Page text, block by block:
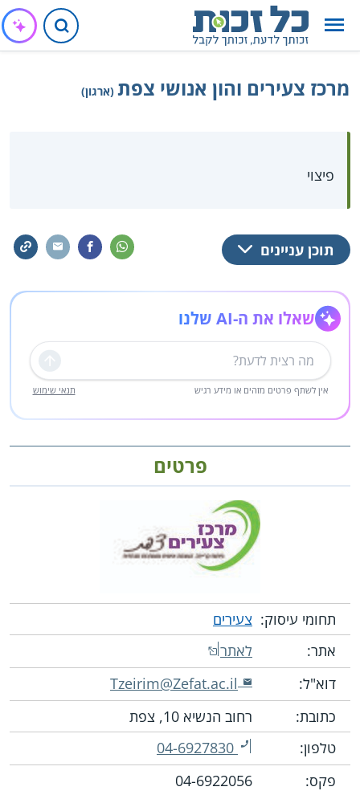
מרכז צעירים והון אנושי צפת (ארגון)
פיצוי
תוכן עניינים
שאלו את ה-AI שלנו
שליחה
אין לשתף פרטים מזהים או מידע רגיש תנאי שימוש
פרטים
תחומי עיסוק: צעירים
אתר:
לאתר
דוא"ל:
Tzeirim@Zefat.ac.il
כתובת:
רחוב הנשיא 10, צפת
טלפון:
04-6927830
פקס:
04-6922056